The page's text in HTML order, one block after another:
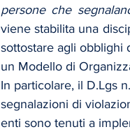
persone che
viene stabilita una
sottostare agli obblighi
un Modello di
In particolare, il D.Lgs
segnalazioni di
enti sono tenuti a